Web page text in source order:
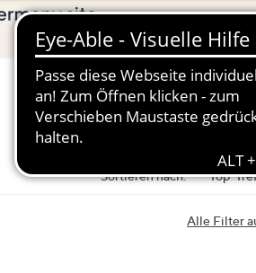
Sortieren nach: Top-
Alle Filter